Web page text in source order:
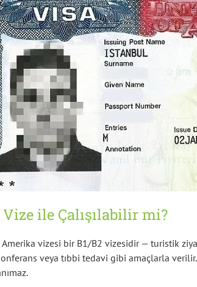
Vize ile Çalışılabilir mi?
Amerika vizesi bir B1/B2 vizesidir — turistik
veya tıbbi tedavi gibi amaçlarla verilir.